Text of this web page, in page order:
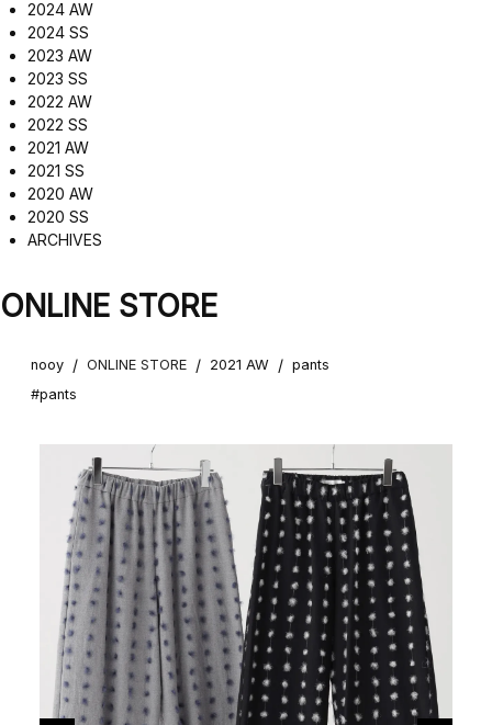
2024 AW
2024 SS
2023 AW
2023 SS
2022 AW
2022 SS
2021 AW
2021 SS
2020 AW
2020 SS
ARCHIVES
ONLINE STORE
nooy / ONLINE STORE / 2021 AW / pants
#pants